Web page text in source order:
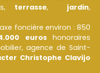
terrasse, jardin,
foncière environ : 850
euros honoraires
agence de Saint-
Christophe Clavijo